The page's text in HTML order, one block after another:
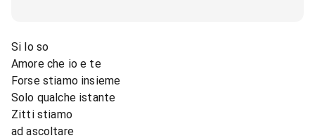
Si lo so
Amore che io e te
Forse stiamo insieme
Solo qualche istante
Zitti stiamo
ad ascoltare